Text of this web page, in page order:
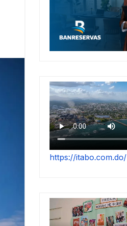
https://itabo.com.do/